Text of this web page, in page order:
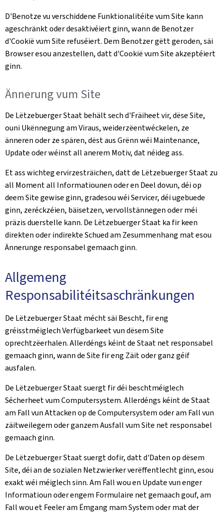
D'Benotze vu verschiddene Funktionalitéite vum Site kann
ageschränkt oder desaktivéiert ginn, wann de Benotzer
d'Cookië vum Site refuséiert. Dem Benotzer gëtt geroden, säi
Browser esou anzestellen, datt d'Cookië vum Site akzeptéiert
ginn.
Ännerung vum Site
De Lëtzebuerger Staat behält sech d'Fräiheet vir, dëse Site,
ouni Ukënnegung am Viraus, weiderzëentwéckelen, ze
änneren oder ze spären, dëst aus Grënn wéi Maintenance,
Update oder wéinst all anerem Motiv, dat néideg ass.
Et ass wichteg ervirzesträichen, datt de Lëtzebuerger Staat zu
all Moment all Informatiounen oder en Deel dovun, déi op
deem Site gewise ginn, gradesou wéi Servicer, déi ugebuede
ginn, zeréckzéien, bäisetzen, vervollstännegen oder méi
präzis duerstelle kann. De Lëtzebuerger Staat ka fir keen
direkten oder indirekte Schued am Zesummenhang mat esou
Ännerunge responsabel gemaach ginn.
Allgemeng
Responsabilitéitsaschränkungen
De Lëtzebuerger Staat mécht säi Bescht, fir eng
gréisstméiglech Verfügbarkeet vun dësem Site
oprechtzëerhalen. Allerdéngs kéint de Staat net responsabel
gemaach ginn, wann de Site fir eng Zäit oder ganz géif
ausfalen.
De Lëtzebuerger Staat suergt fir déi beschtméiglech
Sécherheet vum Computersystem. Allerdéngs kéint de Staat
am Fall vun Attacken op de Computersystem oder am Fall vun
zäitweilegem oder ganzem Ausfall vum Site net responsabel
gemaach ginn.
De Lëtzebuerger Staat suergt dofir, datt d'Daten op dësem
Site, déi an de sozialen Netzwierker verëffentlecht ginn, esou
exakt wéi méiglech sinn. Am Fall wou en Update vun enger
Informatioun oder engem Formulaire net gemaach gouf, am
Fall wou et Feeler am Ëmgang mam System oder mat der